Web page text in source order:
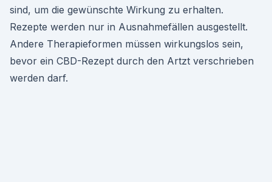
sind, um die gewünschte Wirkung zu erhalten.
Rezepte werden nur in Ausnahmefällen ausgestellt.
Andere Therapieformen müssen wirkungslos sein,
bevor ein CBD-Rezept durch den Artzt verschrieben
werden darf.